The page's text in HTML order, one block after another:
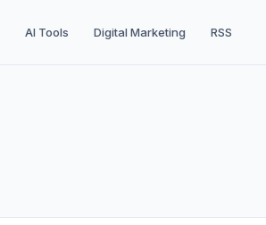
AI Tools Digital Marketing RSS